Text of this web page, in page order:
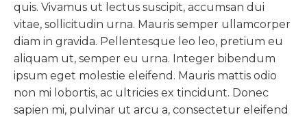
quis. Vivamus ut lectus suscipit, accumsan dui
vitae, sollicitudin urna. Mauris semper ullamcorper
diam in gravida. Pellentesque leo leo, pretium eu
aliquam ut, semper eu urna. Integer bibendum
ipsum eget molestie eleifend. Mauris mattis odio
non mi lobortis, ac ultricies ex tincidunt. Donec
sapien mi, pulvinar ut arcu a, consectetur eleifend